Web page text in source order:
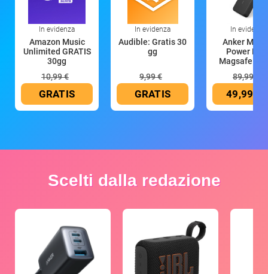
In evidenza
Amazon Music
Unlimited GRATIS
30gg
10,99 €
GRATIS
In evidenza
Audible: Gratis 30
gg
9,99 €
GRATIS
In evidenza
Anker
Power
Magsafe
89,99 €
49,99 €
Scelti dalla redazione